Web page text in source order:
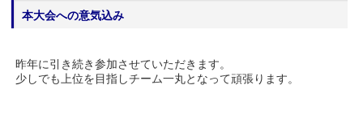
本大会への意気込み
昨年に引き続き参加させていただきます。
少しでも上位を目指しチーム一丸となって頑張ります。